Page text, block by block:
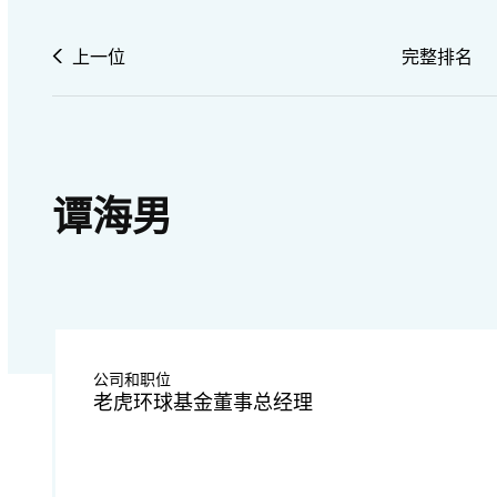
上一位 完整排名
谭海男
公司和职位
老虎环球基金董事总经理